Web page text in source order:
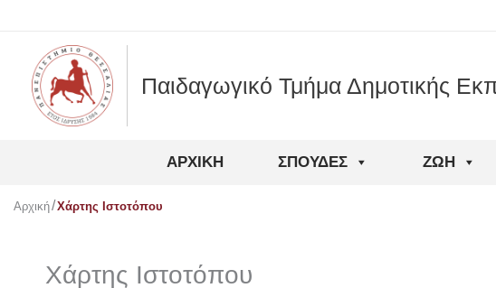
περιεχόμενο
Παιδαγωγικό Τμήμα Δημοτικής
ΑΡΧΙΚΉ ΣΠΟΥΔΈΣ ΖΩΉ
Αρχική Χάρτης Ιστοτόπου
Χάρτης Ιστοτόπου